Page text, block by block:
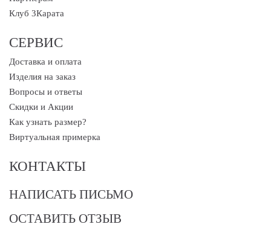
Клуб 3Карата
СЕРВИС
Доставка и оплата
Изделия на заказ
Вопросы и ответы
Скидки и Акции
Как узнать размер?
Виртуальная примерка
КОНТАКТЫ
НАПИСАТЬ ПИСЬМО
ОСТАВИТЬ ОТЗЫВ